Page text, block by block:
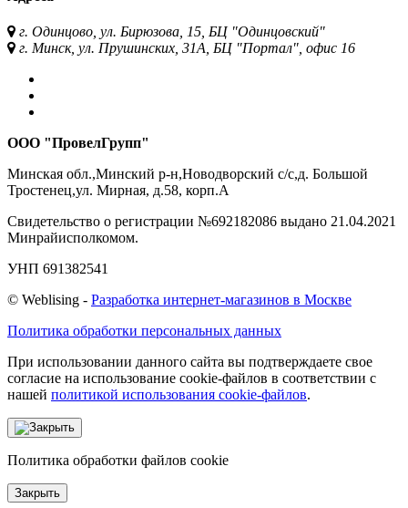
г. Одинцово, ул. Бирюзова, 15, БЦ "Одинцовский"
г. Минск, ул. Прушинских, 31А, БЦ "Портал", офис 16
ООО "ПровелГрупп"
Минская обл.,Минский р-н,Новодворский с/с,д. Большой
Тростенец,ул. Мирная, д.58, корп.А
Свидетельство о регистрации №692182086 выдано 21.04.2021
Минрайисполкомом.
УНП 691382541
© Weblising - Разработка интернет-магазинов в Москве
Политика обработки персональных данных
При использовании данного сайта вы подтверждаете свое
согласие на использование cookie-файлов в соответствии с
нашей политикой использования cookie-файлов.
Политика обработки файлов cookie
Закрыть